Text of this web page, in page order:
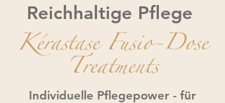
Reichhaltige Pflege
Kérastase Fusio-Dose
Treatments
Individuelle Pflegepower - für